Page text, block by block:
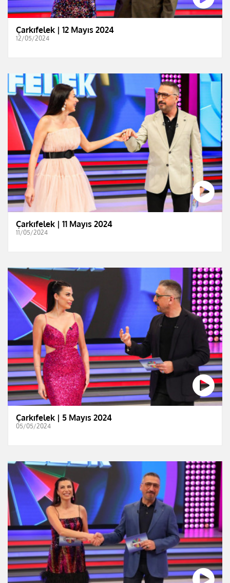
Çarkıfelek | 12 Mayıs 2024
12/05/2024
Çarkıfelek | 11 Mayıs 2024
11/05/2024
Çarkıfelek | 5 Mayıs 2024
05/05/2024